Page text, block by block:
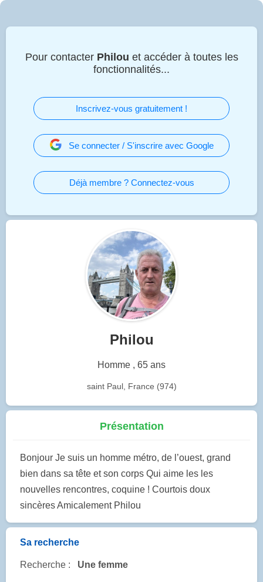
Pour contacter Philou et accéder à toutes les
fonctionnalités...
Inscrivez-vous gratuitement !
Se connecter / S'inscrire avec Google
Déjà membre ? Connectez-vous
Philou
Homme , 65 ans
saint Paul, France (974)
Présentation
Bonjour Je suis un homme métro, de l’ouest, grand
bien dans sa tête et son corps Qui aime les les
nouvelles rencontres, coquine ! Courtois doux
sincères Amicalement Philou
Sa recherche
Recherche : Une femme